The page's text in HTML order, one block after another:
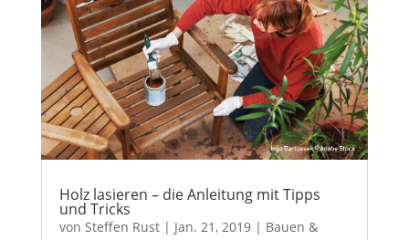
Holz lasieren – die Anleitung mit Tipps
und Tricks
von Steffen Rust| Jan. 21, 2019| Bauen &